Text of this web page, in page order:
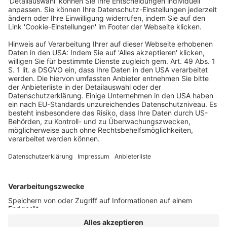
Veröffentlicht am27. April 2023 vonkw
– Ein- und Umgruppierungen bei Einstellungen und
Versetzungen – grober Verstoß BAG, Beschluss vom
14.2.2023 – 1 ABR 9/22;
ECLI:DE:BAG:2023:140223.B.1ABR9.22.0 § 101 BetrVG
begründet keinen Anspruch des Betriebsrats gegen
den […]
WEITERLESEN
KONTAKT